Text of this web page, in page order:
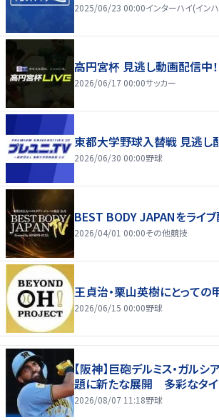
2025/06/23 00:00インターハイ(イン
高円宮杯 見逃し動画配信中！
2026/06/17 00:00サッカー
東都大学野球入替戦 見逃し
2026/06/30 00:00野球
BEST BODY JAPANをライブ
2026/04/01 00:00その他競技
王貞治・栗山英樹にとっての
2026/06/15 00:00野球
【阪神】巨砲デルミス・ガルシ
題に新たな展開 多彩なタ
2026/08/07 11:18野球